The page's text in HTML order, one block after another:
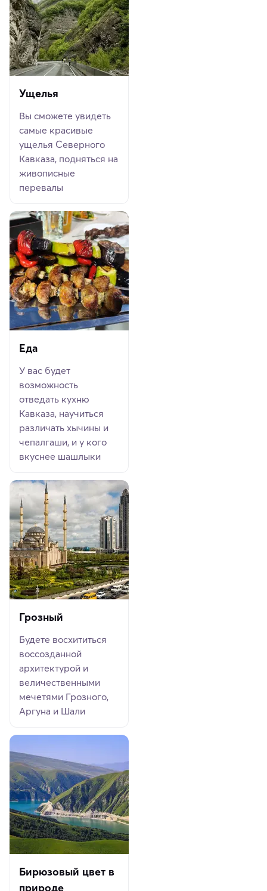
Ущелья
Вы сможете увидеть
самые красивые
ущелья Северного
Кавказа, подняться на
живописные
перевалы
Еда
У вас будет
возможность
отведать кухню
Кавказа, научиться
различать хычины и
чепалгаши, и у кого
вкуснее шашлыки
Грозный
Будете восхититься
воссозданной
архитектурой и
величественными
мечетями Грозного,
Аргуна и Шали
Бирюзовый цвет в
природе